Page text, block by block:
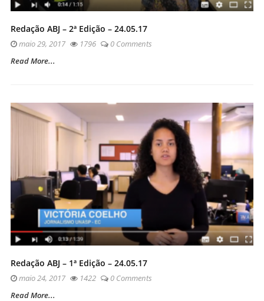
Redação ABJ – 2ª Edição – 24.05.17
maio 29, 2017 1796
0 Comments
Read More...
Redação ABJ – 1ª Edição – 24.05.17
maio 24, 2017 1422
0 Comments
Read More...